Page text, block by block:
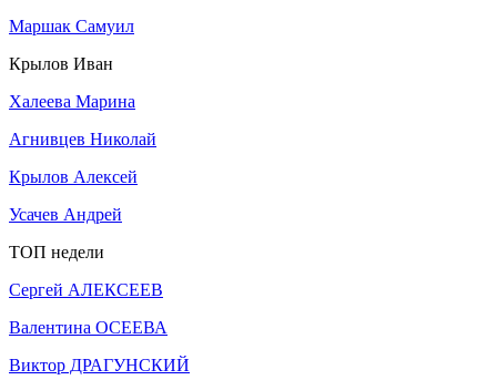
Маршак Самуил
Крылов Иван
Халеева Марина
Агнивцев Николай
Крылов Алексей
Усачев Андрей
ТОП недели
Сергей АЛЕКСЕЕВ
Валентина ОСЕЕВА
Виктор ДРАГУНСКИЙ